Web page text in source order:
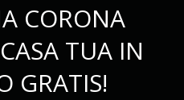
CORONA
TUA IN
GRATIS!